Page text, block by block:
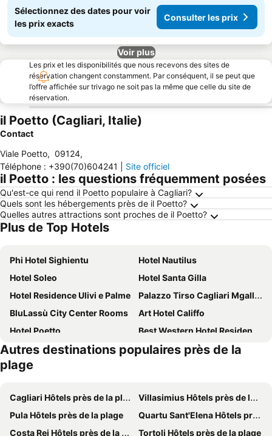
Sélectionnez des dates pour voir
les prix exacts
Consulter les prix
Voir plus
Les prix et les disponibilités que nous recevons des sites de
réservation changent constamment. Par conséquent, il se peut que
l’offre affichée sur trivago ne soit pas la même que celle du site de
réservation.
il Poetto (Cagliari, Italie)
Contact
Viale Poetto, 09124,
Téléphone : +390(70)604241 Site officiel
il Poetto : les questions fréquemment posées
Qu'est-ce qui rend il Poetto populaire à Cagliari?
Quels sont les hébergements près de il Poetto?
Quelles autres attractions sont proches de il Poetto?
Plus de Top Hotels
Phi Hotel Sighientu
Hotel Nautilus
Hotel Soleo
Hotel Santa Gilla
Hotel Residence Ulivi e Palme
Palazzo Tirso Cagliari Mgallery
BluLassù City Center Rooms
Art Hotel Califfo
Hotel Poetto
Best Western Hotel Residence Italia
UNA HOTELS T Hotel Cagliari
Holiday Inn Cagliari By Ihg
Hotel Ristorante Calamosca
Miramare Cagliari Hotel Museo
Palazzo Doglio
Neko Boutique Hotel
Sardinia Domus
Autres destinations populaires près de la
plage
Cagliari Hôtels près de la plage
Villasimius Hôtels près de la plage
Pula Hôtels près de la plage
Quartu Sant'Elena Hôtels près de la plage
Costa Rei Hôtels près de la plage
Tortoli Hôtels près de la plage